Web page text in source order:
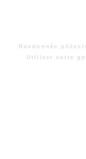
Randonnée
Utiliser votre